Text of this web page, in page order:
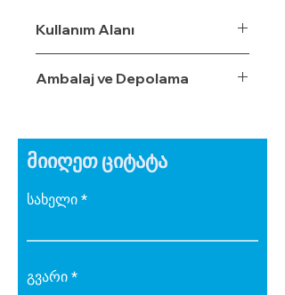
• Boyalı veya boyasız tüm
yüzeylere uygulanabilir.
• Uygulaması kolaydır.
• Ekonomiktir.
• Zamanla izolasyon özelliğini
• Darbe emici özelliğe sahiptir.
• B1 sınıfı alev yürütmez tiptedir.
Kullanım Alanı
Ambalaj ve Depolama
მიიღეთ ციტატა
სახელი
გვარი